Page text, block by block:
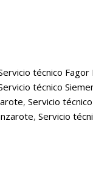
técnico Fagor
técnico
, Servicio
, Servicio